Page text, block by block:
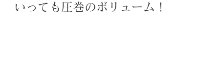
いっても圧巻のボリューム！